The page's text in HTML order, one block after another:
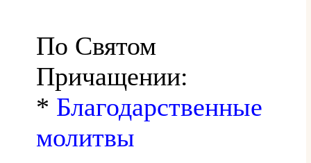
По Святом
Причащении:
* Благодарственные
молитвы